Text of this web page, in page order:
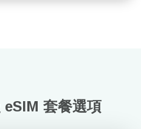
eSIM 套餐選項